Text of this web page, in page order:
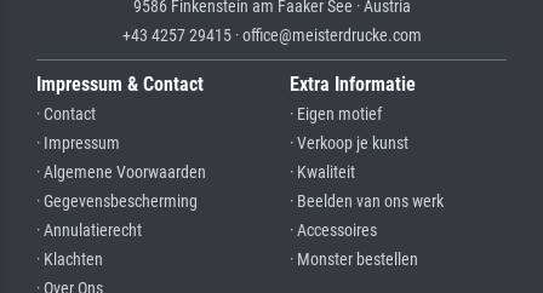
9586 Finkenstein am Faaker See · Austria
+43 4257 29415 · office@meisterdrucke.com
Impressum & Contact
· Contact
· Impressum
· Algemene Voorwaarden
· Gegevensbescherming
· Annulatierecht
· Klachten
Extra Informatie
· Eigen motief
· Verkoop je kunst
· Kwaliteit
· Beelden van ons werk
· Accessoires
· Monster bestellen